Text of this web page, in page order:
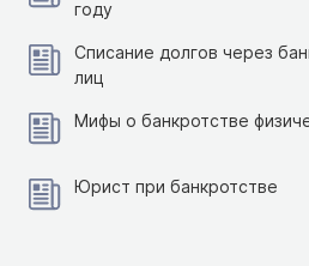
году
Списание долгов через
лиц
Мифы о банкротстве
Юрист при банкротстве